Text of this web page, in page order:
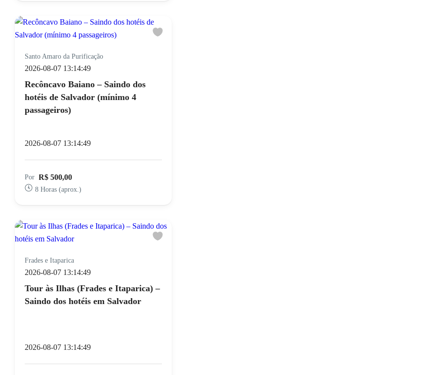
Santo Amaro da Purificação
2026-08-07 13:14:49
Recôncavo Baiano – Saindo dos
hotéis de Salvador (mínimo 4
passageiros)
2026-08-07 13:14:49
Por R$ 500,00
8 Horas (aprox.)
Frades e Itaparica
2026-08-07 13:14:49
Tour às Ilhas (Frades e Itaparica) –
Saindo dos hotéis em Salvador
2026-08-07 13:14:49